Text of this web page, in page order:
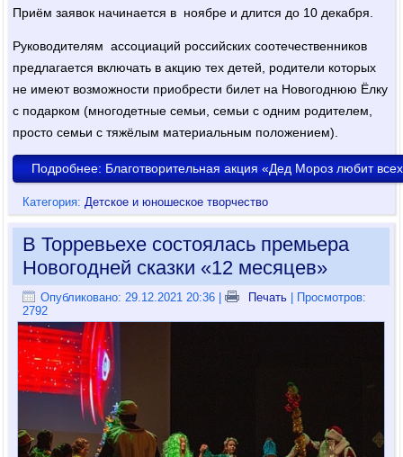
Приём заявок начинается в ноябре и длится до 10 декабря.
Руководителям ассоциаций российских соотечественников
предлагается включать в акцию тех детей, родители которых
не имеют возможности приобрести билет на Новогоднюю Ёлку
с подарком (многодетные семьи, семьи с одним родителем,
просто семьи с тяжёлым материальным положением).
Подробнее: Благотворительная акция «Дед Мороз любит
Категория:Детское и юношеское творчество
В Торревьехе состоялась премьера
Новогодней сказки «12 месяцев»
Опубликовано: 29.12.2021 20:36 | Печать
| Просмотров:
2792